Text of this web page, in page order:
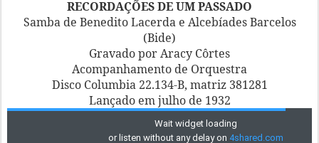
RECORDAÇÕES DE UM PASSADO
Samba de Benedito Lacerda e Alcebíades Barcelos
(Bide)
Gravado por Aracy Côrtes
Acompanhamento de Orquestra
Disco Columbia 22.134-B, matriz 381281
Lançado em julho de 1932